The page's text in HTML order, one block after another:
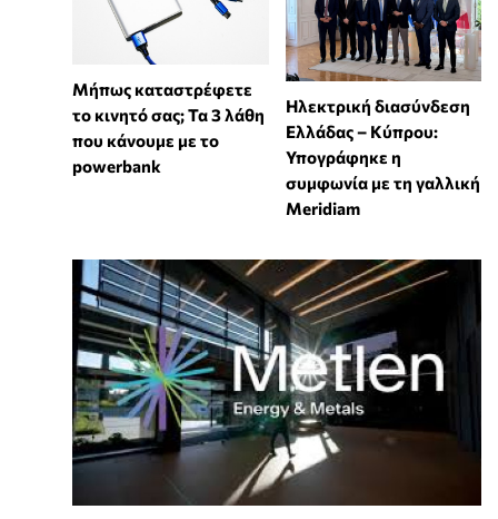
Μήπως καταστρέφετε
το κινητό σας; Τα 3 λάθη
που κάνουμε με το
powerbank
Ηλεκτρική διασύνδεση
Ελλάδας – Κύπρου:
Υπογράφηκε η
συμφωνία με τη γαλλική
Meridiam